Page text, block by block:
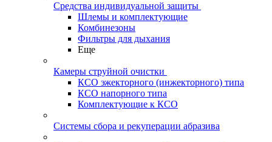
Средства индивидуальной защиты
Шлемы и комплектующие
Комбинезоны
Фильтры для дыхания
Еще
Камеры струйной очистки
КСО эжекторного (инжекторного) типа
КСО напорного типа
Комплектующие к КСО
Системы сбора и рекуперации абразива